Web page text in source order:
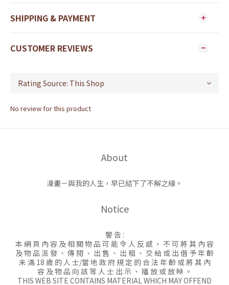
SHIPPING & PAYMENT
CUSTOMER REVIEWS
No review for this product
About
漫畫－與我的人生，早已結下了不解之緣。
Notice
警 告 :
本 網 頁 內 容 及 相 關 物 品 可 能 令 人 反 感 ， 不 可 將 其 內 容
及 物 品 派 發 、 傳 閱 、 出 售 、 出 租 、 交 給 或 出 借 予 年 齡
未 滿 18 歲 的 人 士/當 地 政 府 規 定 的 合 法 年 齡 或 將 其 內
容 及 物 品 向 該 等 人 士 出 示 、 播 放 或 放 映 。
THIS WEB SITE CONTAINS MATERIAL WHICH MAY OFFEND